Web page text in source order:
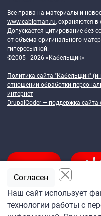
Все права на материалы и
www.cableman.ru, охраняются в
Допускается цитирование без
от объема оригинального
гиперссылкой.
©2005 - 2026 «Кабельщик»
Политика сайта "Кабельщик"
отношении обработки
интернет
DrupalCoder — поддержка сайта
Наш сайт использует
технологии работы с
Согласен